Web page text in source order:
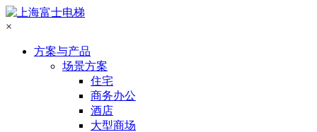
×
方案与产品
场景方案
住宅
商务办公
酒店
大型商场